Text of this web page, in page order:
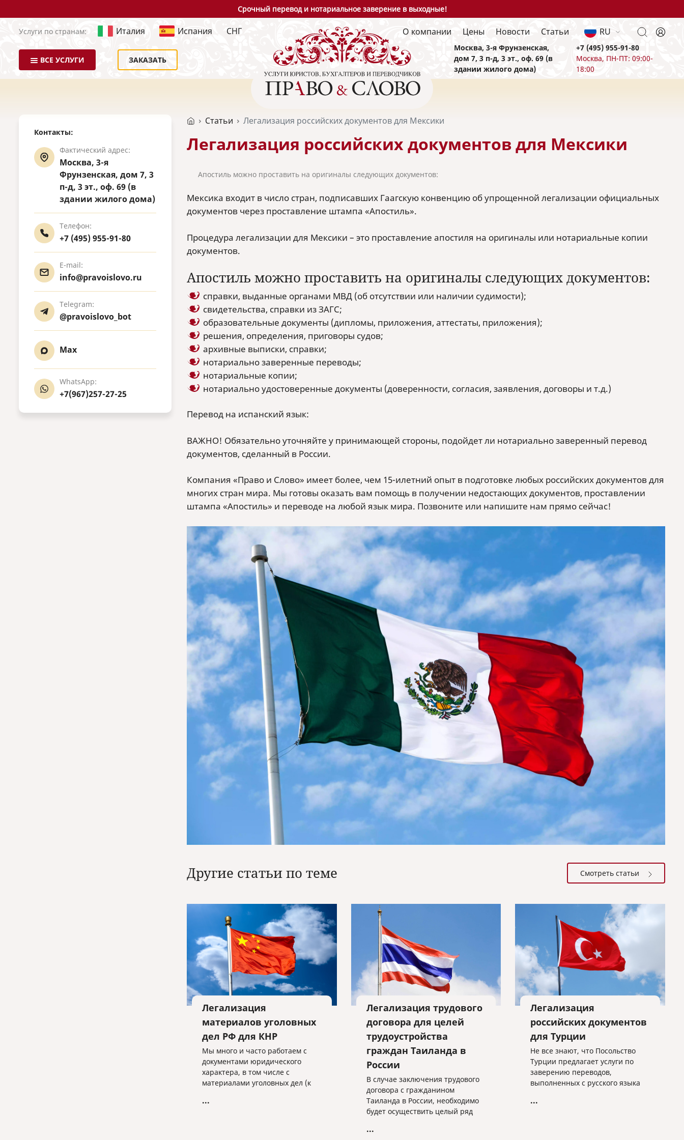
Срочный перевод и нотариальное заверение в выходные!
Услуги по странам: Италия Испания СНГ
ВСЕ УСЛУГИ ЗАКАЗАТЬ
О компании Цены Новости Статьи RU
Москва, 3-я Фрунзенская,
дом 7, 3 п-д, 3 эт., оф. 69 (в
здании жилого дома)
+7 (495) 955-91-80
Москва, ПН-ПТ: 09:00-
18:00
Контакты:
Фактический адрес:
Москва, 3-я
Фрунзенская, дом 7, 3
п-д, 3 эт., оф. 69 (в
здании жилого дома)
Телефон:
+7 (495) 955-91-80
E-mail:
info@pravoislovo.ru
Telegram:
@pravoislovo_bot
Max
WhatsApp:
+7(967)257-27-25
Статьи Легализация российских документов для Мексики
Легализация российских документов для Мексики
Апостиль можно проставить на оригиналы следующих документов:
Мексика входит в число стран, подписавших Гаагскую конвенцию об упрощенной легализации официальных
документов через проставление штампа «Апостиль».
Процедура легализации для Мексики – это проставление апостиля на оригиналы или нотариальные копии
документов.
Апостиль можно проставить на оригиналы следующих документов:
справки, выданные органами МВД (об отсутствии или наличии судимости);
свидетельства, справки из ЗАГС;
образовательные документы (дипломы, приложения, аттестаты, приложения);
решения, определения, приговоры судов;
архивные выписки, справки;
нотариально заверенные переводы;
нотариальные копии;
нотариально удостоверенные документы (доверенности, согласия, заявления, договоры и т.д.)
Перевод на испанский язык:
ВАЖНО! Обязательно уточняйте у принимающей стороны, подойдет ли нотариально заверенный перевод
документов, сделанный в России.
Компания «Право и Слово» имеет более, чем 15-илетний опыт в подготовке любых российских документов для
многих стран мира. Мы готовы оказать вам помощь в получении недостающих документов, проставлении
штампа «Апостиль» и переводе на любой язык мира. Позвоните или напишите нам прямо сейчас!
Другие статьи по теме Смотреть статьи
Легализация
материалов уголовных
дел РФ для КНР
Мы много и часто работаем с
документами юридического
характера, в том числе с
материалами уголовных дел (к
граждан России, обвиняемых в
...
Легализация трудового
договора для целей
трудоустройства
граждан Таиланда в
России
В случае заключения трудового
договора с гражданином
Таиланда в России, необходимо
будет осуществить целый ряд
...
Легализация
российских документов
для Турции
Не все знают, что Посольство
Турции предлагает услуги по
заверению переводов,
выполненных с русского языка
заверения за один документ
...